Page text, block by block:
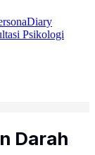
Diary
Psikologi
Darah